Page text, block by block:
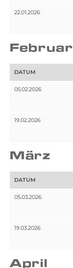
22.01.2026
Februar
DATUM
05.02.2026
19.02.2026
März
DATUM
05.03.2026
19.03.2026
April